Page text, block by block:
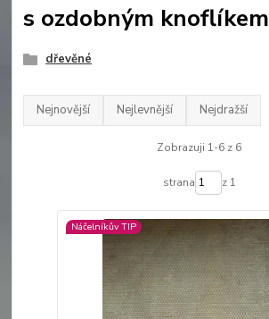
s ozdobným knoflíkem
dřevěné
Nejnovější Nejlevnější Nejdražší
Zobrazuji 1-6 z 6
strana z 1
Náčelníkův TIP